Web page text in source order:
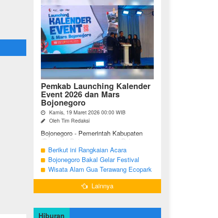
Pemkab Launching Kalender
Event 2026 dan Mars
Bojonegoro
Kamis, 19 Maret 2026 00:00 WIB
Oleh Tim Redaksi
Bojonegoro - Pemerintah Kabupaten
(Pemkab) Bojonegoro, pada Rabu
malam (18/03/2026), bertempat di Jalan
Mas Tumapel Bojoonegoro,
melaunching Kalender Event
Bojonegoro ...
Berikut ini Rangkaian Acara
Peringatan Hari Jadi Bojonegoro Ke-
348 Tahun 2025
Bojonegoro Bakal Gelar Festival
Geopark 2025
Wisata Alam Gua Terawang Ecopark
Blora Kini Semakin Menarik
Lainnya
Hiburan